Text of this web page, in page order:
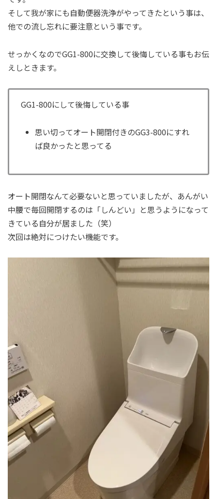
そして我が家にも自動便器洗浄がやってきたという事は、
他での流し忘れに要注意という事です。
せっかくなのでGG1-800に交換して後悔している事もお伝
えしときます。
GG1-800にして後悔している事
思い切ってオート開閉付きのGG3-800にすれ
ば良かったと思ってる
オート開閉なんて必要ないと思っていましたが、あんがい
中腰で毎回開閉するのは「しんどい」と思うようになって
きている自分が居ました（笑）
次回は絶対につけたい機能です。